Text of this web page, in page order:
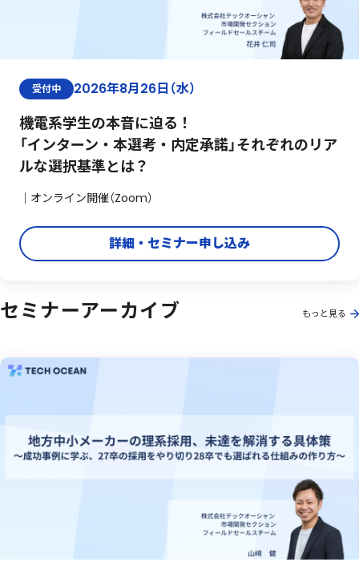
受付中 2026年8月26日（水）
機電系学生の本音に迫る！
「インターン・本選考・内定承諾」それぞれのリア
ルな選択基準とは？
｜オンライン開催（Zoom）
詳細・セミナー申し込み
セミナーアーカイブ もっと見る